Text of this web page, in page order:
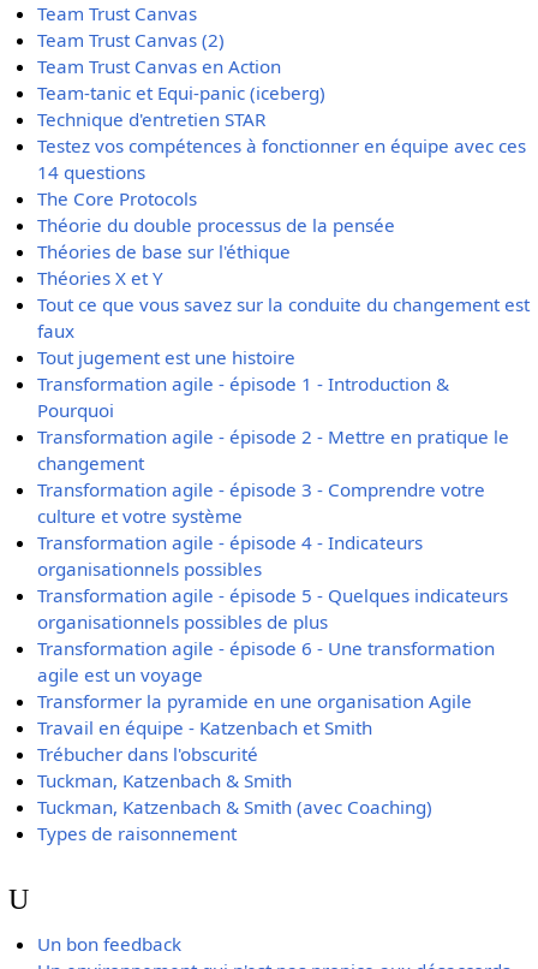
Team Trust Canvas
Team Trust Canvas (2)
Team Trust Canvas en Action
Team-tanic et Equi-panic (iceberg)
Technique d'entretien STAR
Testez vos compétences à fonctionner en équipe avec ces
14 questions
The Core Protocols
Théorie du double processus de la pensée
Théories de base sur l'éthique
Théories X et Y
Tout ce que vous savez sur la conduite du changement est
faux
Tout jugement est une histoire
Transformation agile - épisode 1 - Introduction &
Pourquoi
Transformation agile - épisode 2 - Mettre en pratique le
changement
Transformation agile - épisode 3 - Comprendre votre
culture et votre système
Transformation agile - épisode 4 - Indicateurs
organisationnels possibles
Transformation agile - épisode 5 - Quelques indicateurs
organisationnels possibles de plus
Transformation agile - épisode 6 - Une transformation
agile est un voyage
Transformer la pyramide en une organisation Agile
Travail en équipe - Katzenbach et Smith
Trébucher dans l'obscurité
Tuckman, Katzenbach & Smith
Tuckman, Katzenbach & Smith (avec Coaching)
Types de raisonnement
U
Un bon feedback